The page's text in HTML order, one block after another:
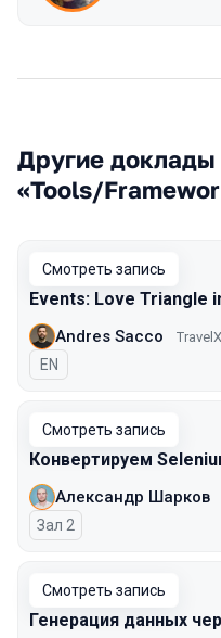
Другие доклады
«Tools/
Смотреть запись
Events: Love Triangle
Andres Sacco TravelX
На английском языке
EN
Смотреть запись
Конвертируем
Александр Шарков
Зал 2
Смотреть запись
Генерация данных